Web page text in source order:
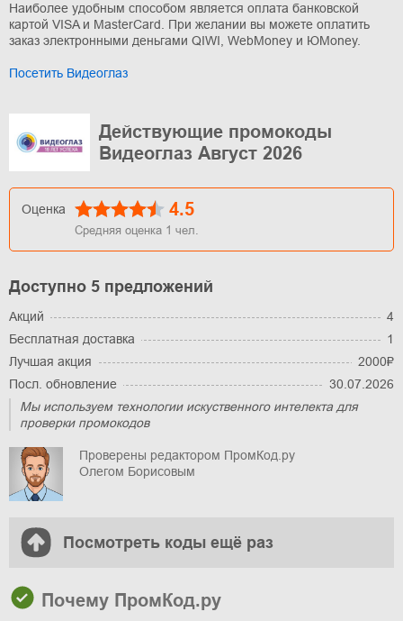
Наиболее удобным способом является оплата банковской
картой VISA и MasterCard. При желании вы можете оплатить
заказ электронными деньгами QIWI, WebMoney и ЮMoney.
Посетить Видеоглаз
Действующие промокоды
Видеоглаз Август 2026
Оценка 4.5
Средняя оценка 1 чел.
Доступно 5 предложений
Акций
4
Бесплатная доставка
1
Лучшая акция
2000₽
Посл. обновление
30.07.2026
Мы используем технологии искуственного интелекта для
проверки промокодов
Проверены редактором ПромКод.ру
Олегом Борисовым
Посмотреть коды ещё раз
Почему ПромКод.ру